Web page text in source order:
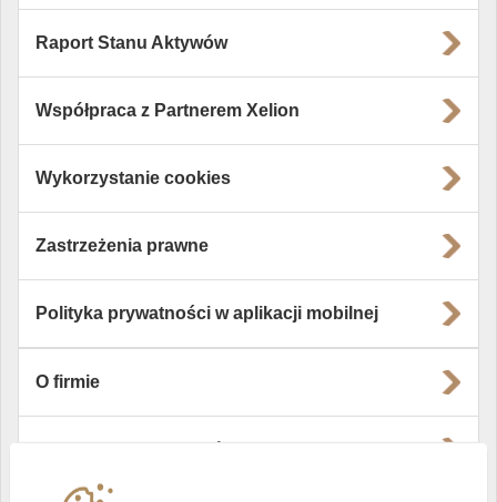
Raport Stanu Aktywów
Współpraca z Partnerem Xelion
Wykorzystanie cookies
Zastrzeżenia prawne
Polityka prywatności w aplikacji mobilnej
O firmie